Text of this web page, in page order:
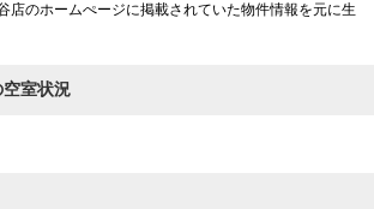
のホームぺージに掲載されていた物件情報を元に生
室状況